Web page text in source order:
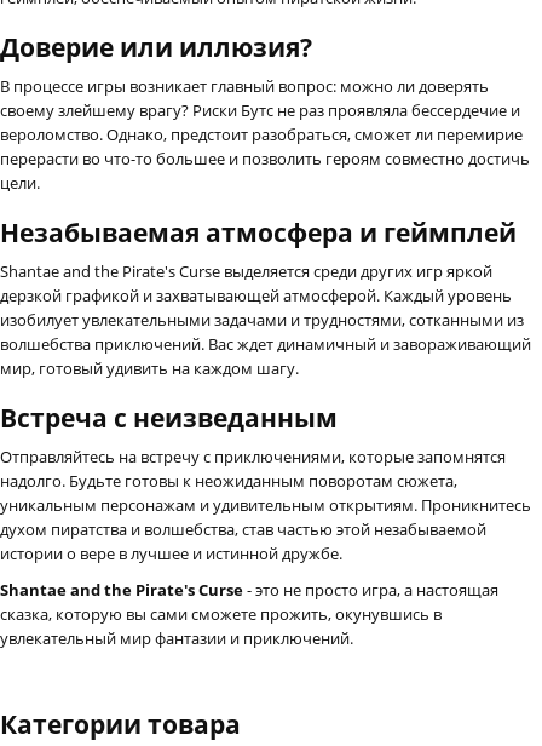
Доверие или иллюзия?
В процессе игры возникает главный вопрос: можно ли доверять
своему злейшему врагу? Риски Бутс не раз проявляла бессердечие и
вероломство. Однако, предстоит разобраться, сможет ли перемирие
перерасти во что-то большее и позволить героям совместно достичь
цели.
Незабываемая атмосфера и геймплей
Shantae and the Pirate's Curse выделяется среди других игр яркой
дерзкой графикой и захватывающей атмосферой. Каждый уровень
изобилует увлекательными задачами и трудностями, сотканными из
волшебства приключений. Вас ждет динамичный и завораживающий
мир, готовый удивить на каждом шагу.
Встреча с неизведанным
Отправляйтесь на встречу с приключениями, которые запомнятся
надолго. Будьте готовы к неожиданным поворотам сюжета,
уникальным персонажам и удивительным открытиям. Проникнитесь
духом пиратства и волшебства, став частью этой незабываемой
истории о вере в лучшее и истинной дружбе.
Shantae and the Pirate's Curse- это не просто игра, а настоящая
сказка, которую вы сами сможете прожить, окунувшись в
увлекательный мир фантазии и приключений.
Категории товара